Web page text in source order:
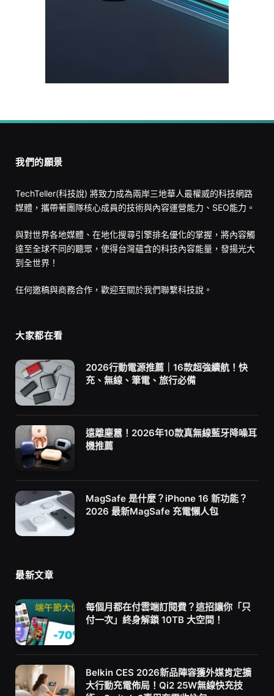
我們的願景
TechTeller(科技說) 將致力成為兩岸三地華人最權威的科技網路
媒體，攜帶著團隊核心成員的技術與內容運營能力、SEO能力。
與對世界各地媒體、在地化搜尋引擎排名優化的掌握，將內容觸
達至全球不同的聽眾，使得台灣蘊含的科技內容能量，發揚光大
到全世界！
任何邀稿與商務合作，歡迎至關於我們聯繫科技說。
大家都在看
2026行動電源推薦｜16款超強續航！快
充、無線、筆電、旅行必備
遠離塵囂！2026年10款真無線藍牙降噪耳
機推薦
MagSafe 是什麼？iPhone 16 新功能？
2026 最新MagSafe 充電懶人包
最新文章
每個月都在付雲端訂閱費？這招讓你「只
付一次」終身解鎖 10TB 大空間！
Belkin CES 2026新品陣容獲外媒肯定擴
大行動充電佈局！Qi2 25W無線快充技